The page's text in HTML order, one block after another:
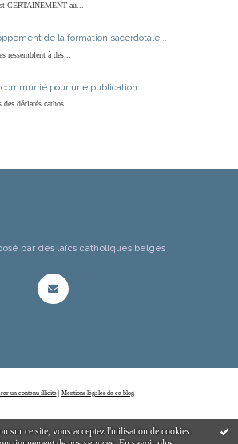
sur ce site, vous acceptez l'utilisation de cookies.
CERTAINEMENT au...
de la formation sacerdotale...
ressemblent à des...
pour une publication...
déclarés cathos...
par des laïcs catholiques belges
un contenu illicite| Mentions légales de ce blog